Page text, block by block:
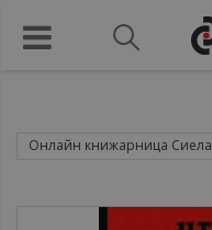
Онлайн книжарница Сиела